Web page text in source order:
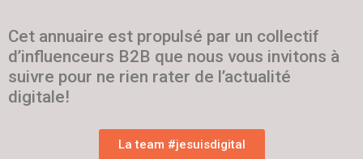
Cet annuaire est propulsé par un collectif
d’influenceurs B2B que nous vous invitons à
suivre pour ne rien rater de l’actualité
digitale!
La team #jesuisdigital